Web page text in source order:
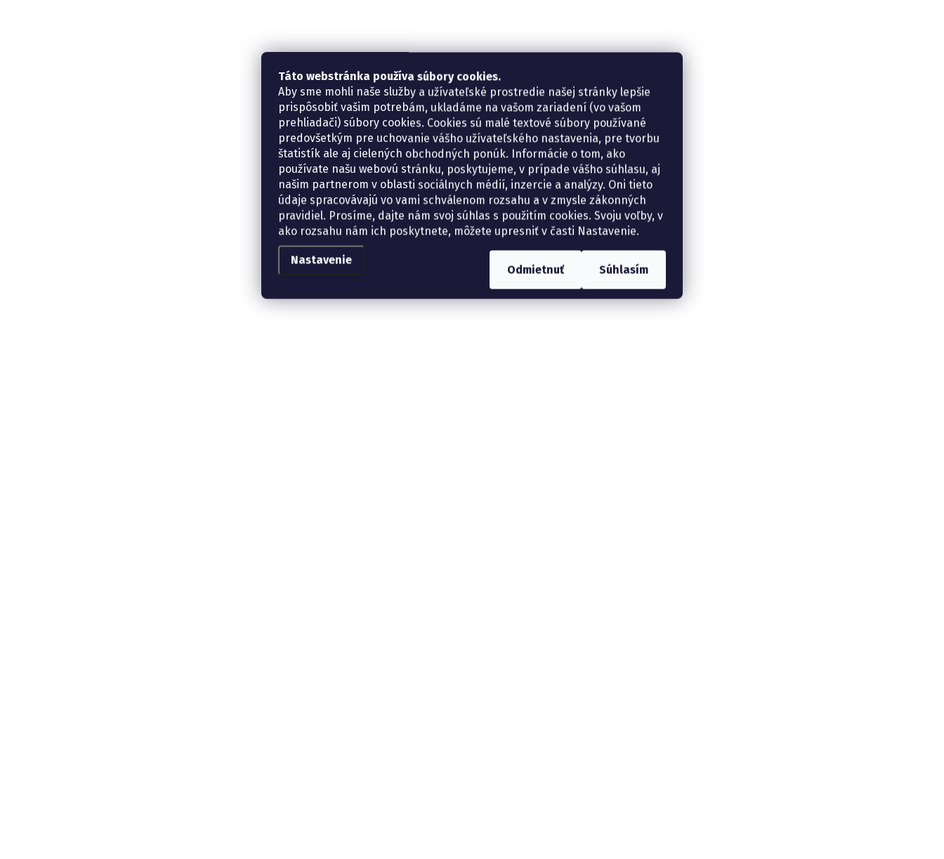
Táto webstránka používa súbory cookies.
Aby sme mohli naše služby a užívateľské prostredie našej stránky lepšie
prispôsobiť vašim potrebám, ukladáme na vašom zariadení (vo vašom
prehliadači) súbory cookies. Cookies sú malé textové súbory používané
predovšetkým pre uchovanie vášho užívateľského nastavenia, pre tvorbu
štatistík ale aj cielených obchodných ponúk. Informácie o tom, ako
používate našu webovú stránku, poskytujeme, v prípade vášho súhlasu, aj
našim partnerom v oblasti sociálnych médií, inzercie a analýzy. Oni tieto
údaje spracovávajú vo vami schválenom rozsahu a v zmysle zákonných
pravidiel. Prosíme, dajte nám svoj súhlas s použitím cookies. Svoju voľby, v
ako rozsahu nám ich poskytnete, môžete upresniť v časti Nastavenie.
Nastavenie
Odmietnuť Súhlasím